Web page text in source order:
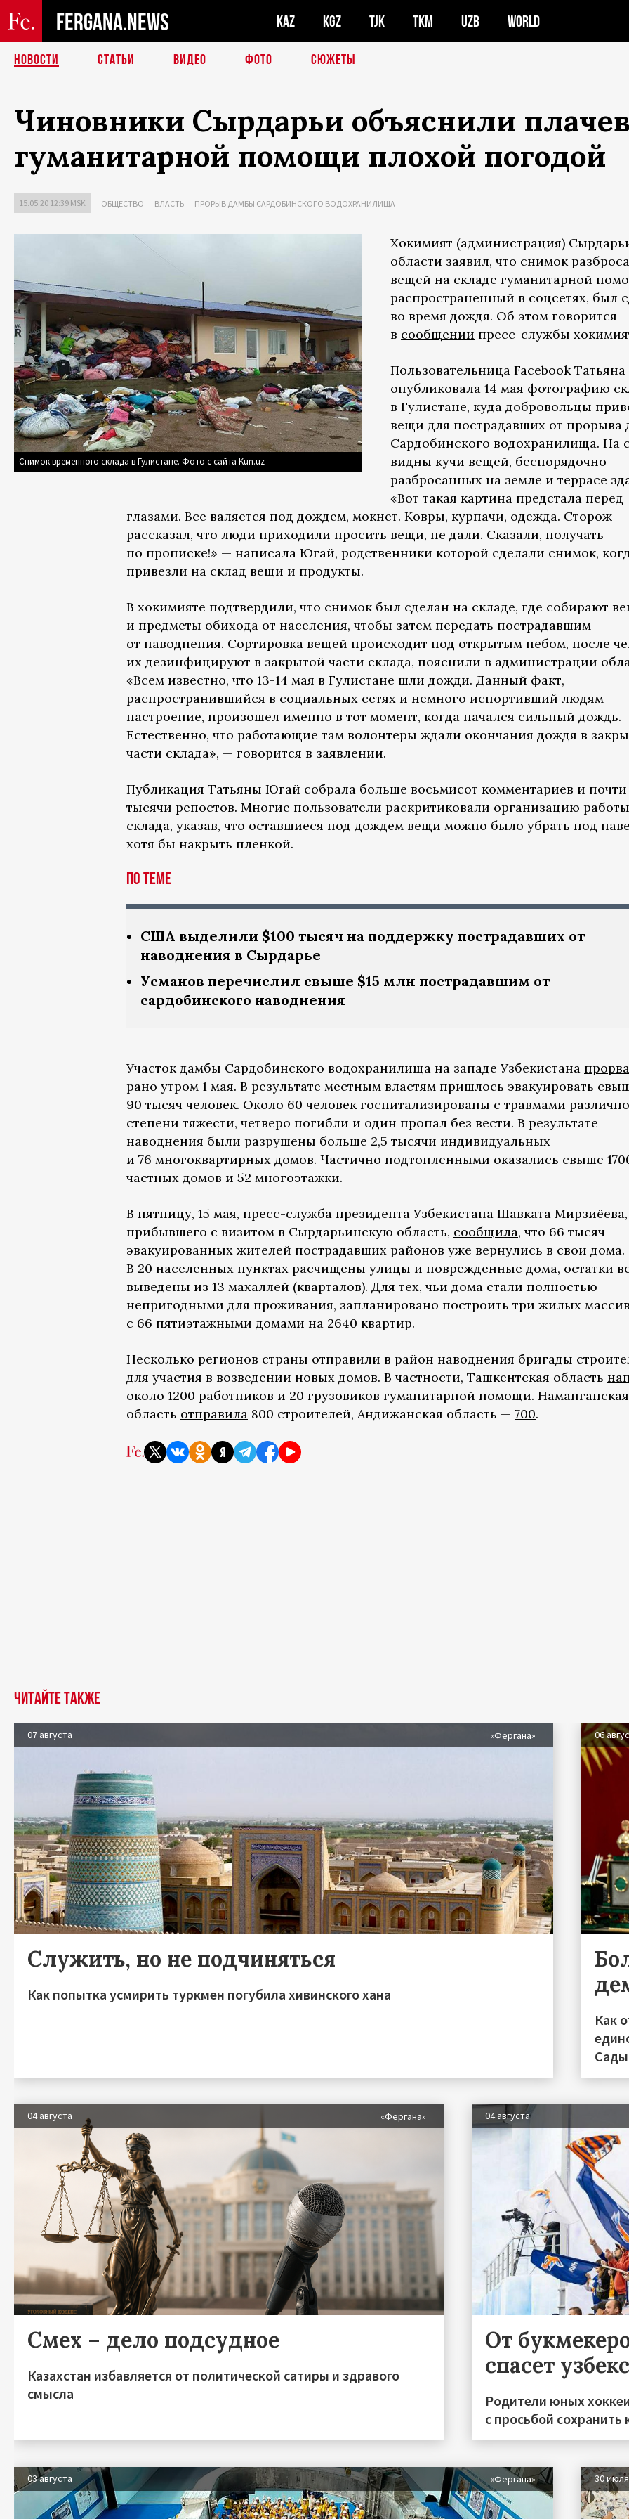
FERGANA.NEWS KAZ KGZ TJK TKM UZB WORLD
НОВОСТИ СТАТЬИ ВИДЕО ФОТО СЮЖЕТЫ
Чиновники Сырдарьи объяснили
гуманитарной помощи плохой погодой
15.05.20 12:39 MSK ОБЩЕСТВО ВЛАСТЬ ПРОРЫВ ДАМБЫ САРДОБИНСКОГО ВОДОХРАНИЛИЩА
Снимок временного склада в Гулистане. Фото с сайта Kun.uz
Хокимият (администрация)
области заявил, что снимок
вещей на складе гуманитарной
распространенный в соцсетях, был
во время дождя. Об этом говорится
в сообщении пресс-службы
Пользовательница Facebook
опубликовала 14 мая фотографию
в Гулистане, куда добровольцы
вещи для пострадавших от прорыва
Сардобинского водохранилища. На
видны кучи вещей, беспорядочно
разбросанных на земле и террасе
«Вот такая картина предстала перед
глазами. Все валяется под дождем, мокнет. Ковры, курпачи, одежда. Сторож
рассказал, что люди приходили просить вещи, не дали. Сказали, получать
по прописке!» — написала Югай, родственники которой сделали снимок,
привезли на склад вещи и продукты.
В хокимияте подтвердили, что снимок был сделан на складе, где собирают
и предметы обихода от населения, чтобы затем передать пострадавшим
от наводнения. Сортировка вещей происходит под открытым небом, после
их дезинфицируют в закрытой части склада, пояснили в администрации
«Всем известно, что 13-14 мая в Гулистане шли дожди. Данный факт,
распространившийся в социальных сетях и немного испортивший людям
настроение, произошел именно в тот момент, когда начался сильный дождь.
Естественно, что работающие там волонтеры ждали окончания дождя в
части склада», — говорится в заявлении.
Публикация Татьяны Югай собрала больше восьмисот комментариев и почти
тысячи репостов. Многие пользователи раскритиковали организацию работы
склада, указав, что оставшиеся под дождем вещи можно было убрать под
хотя бы накрыть пленкой.
по теме
США выделили $100 тысяч на поддержку пострадавших от
наводнения в Сырдарье
Усманов перечислил свыше $15 млн пострадавшим от
сардобинского наводнения
Участок дамбы Сардобинского водохранилища на западе Узбекистана
рано утром 1 мая. В результате местным властям пришлось эвакуировать
90 тысяч человек. Около 60 человек госпитализированы с травмами
степени тяжести, четверо погибли и один пропал без вести. В результате
наводнения были разрушены больше 2,5 тысячи индивидуальных
и 76 многоквартирных домов. Частично подтопленными оказались свыше
частных домов и 52 многоэтажки.
В пятницу, 15 мая, пресс-служба президента Узбекистана Шавката Мирзиёева,
прибывшего с визитом в Сырдарьинскую область, сообщила, что 66 тысяч
эвакуированных жителей пострадавших районов уже вернулись в свои дома.
В 20 населенных пунктах расчищены улицы и поврежденные дома, остатки
выведены из 13 махаллей (кварталов). Для тех, чьи дома стали полностью
непригодными для проживания, запланировано построить три жилых
с 66 пятиэтажными домами на 2640 квартир.
Несколько регионов страны отправили в район наводнения бригады
для участия в возведении новых домов. В частности, Ташкентская область
около 1200 работников и 20 грузовиков гуманитарной помощи. Наманганская
область отправила 800 строителей, Андижанская область — 700.
Читайте также
07 августа «Фергана»
Служить, но не подчиняться
Как попытка усмирить туркмен погубила хивинского хана
06
Как
04 августа «Фергана»
Смех – дело подсудное
Казахстан избавляется от политической сатиры и здравого
смысла
04 августа
От
спасет
Родители юных
с просьбой сохранить
03 августа «Фергана» 30 июля